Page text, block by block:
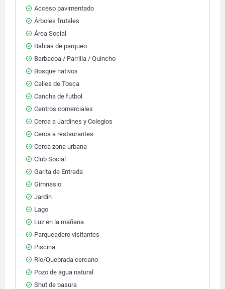
Acceso pavimentado
Árboles frutales
Área Social
Bahias de parqueo
Barbacoa / Parrilla / Quincho
Bosque nativos
Calles de Tosca
Cancha de futbol
Centros comerciales
Cerca a Jardines y Colegios
Cerca a restaurantes
Cerca zona urbana
Club Social
Garita de Entrada
Gimnasio
Jardín
Lago
Luz en la mañana
Parqueadero visitantes
Piscina
Río/Quebrada cercano
Pozo de agua natural
Shut de basura